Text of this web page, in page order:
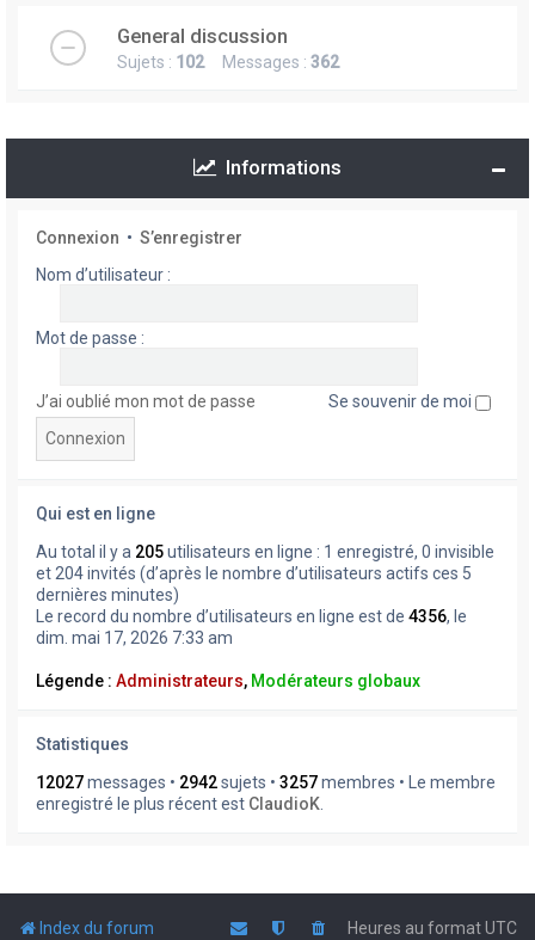
General discussion
Sujets : 102Messages : 362
Informations
Connexion • S’enregistrer
Nom d’utilisateur :
Mot de passe :
J’ai oublié mon mot de passe Se souvenir de moi
Qui est en ligne
Au total il y a 205utilisateurs en ligne : 1 enregistré, 0 invisible
et 204 invités (d’après le nombre d’utilisateurs actifs ces 5
dernières minutes)
Le record du nombre d’utilisateurs en ligne est de 4356, le
dim. mai 17, 2026 7:33 am
Légende : Administrateurs, Modérateurs globaux
Statistiques
12027messages • 2942sujets • 3257membres • Le membre
enregistré le plus récent est ClaudioK
Index du forum Heures au formatUTC